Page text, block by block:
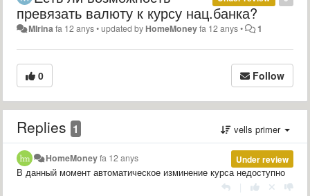
превязать валюту к курсу нац.банка?
MIrina fa 12 anys•updated by HomeMoneyfa 12 anys• 1
0 Follow
Replies 1 vells primer
Under review
HomeMoneyfa 12 anys
В данный момент автоматическое изминение курса недоступно